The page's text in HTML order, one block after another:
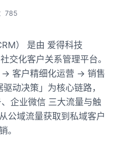
785
） 是由 爱得科技
交化客户关系管理平台。
→ 客户精细化运营 → 销售
动决策」为核心链路，
企业微信 三大流量与触
公域流量获取到私域客户
。